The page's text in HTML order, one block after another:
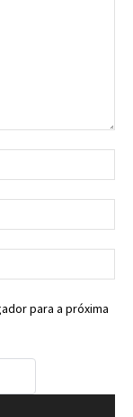
para a próxima